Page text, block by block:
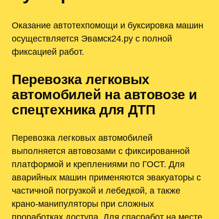
Оказание автотехпомощи и буксировка машин
осуществляется Эвамск24.ру с полной
фиксацией работ.
Перевозка легковых
автомобилей на автовозе и
спецтехника для ДТП
Перевозка легковых автомобилей
выполняется автовозами с фиксированной
платформой и креплениями по ГОСТ. Для
аварийных машин применяются эвакуаторы с
частичной погрузкой и лебедкой, а также
крано‑манипуляторы при сложных
проработках доступа. Для спасработ на месте